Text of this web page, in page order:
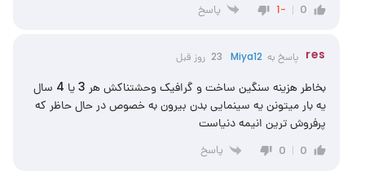
0
-1 پاسخ
res پاسخ به Miya12 23 روز قبل
بخاطر هزینه سنگین ساخت و گرافیک وحشتناکش هر 3 یا 4 سال
یه بار میتونن یه سینمایی بدن بیرون به خصوص در حال حاظر که
پرفروش ترین انیمه دنیاست
0
0 پاسخ